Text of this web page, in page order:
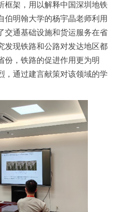
框架，用以解释中国深圳地铁
伯明翰大学的杨宇晶老师利用
交通基础设施和货运服务在省
发现铁路和公路对发达地区都
份，铁路的促进作用更为明
，通过建言献策对该领域的学